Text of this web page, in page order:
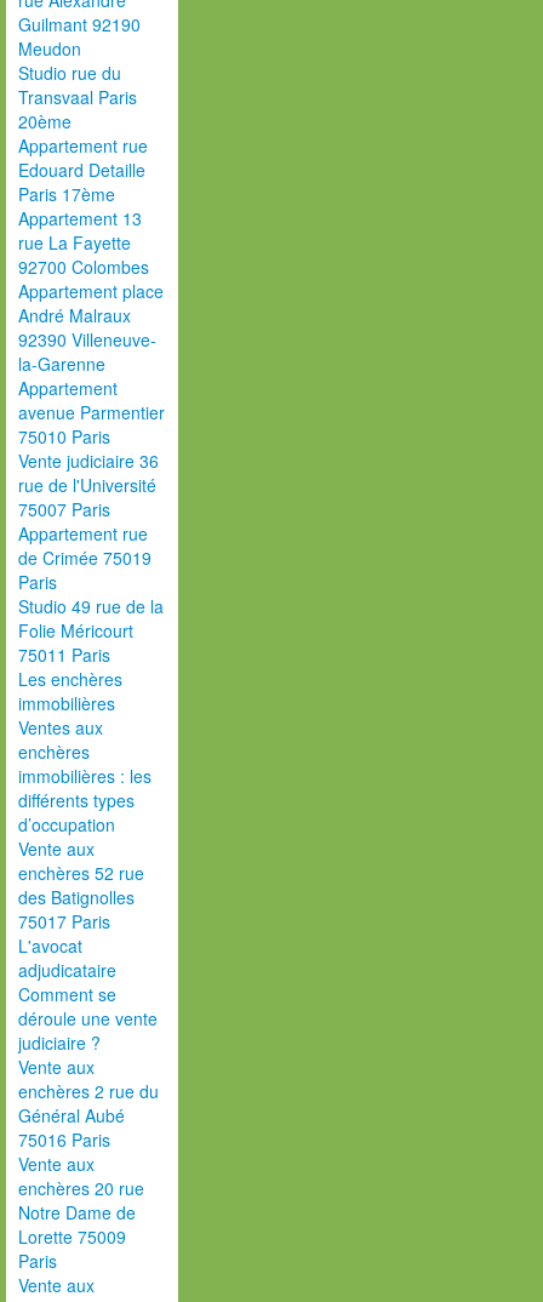
Guilmant 92190
Meudon
Studio rue du
Transvaal Paris
20ème
Appartement rue
Edouard Detaille
Paris 17ème
Appartement 13
rue La Fayette
92700 Colombes
Appartement place
André Malraux
92390 Villeneuve-
la-Garenne
Appartement
avenue Parmentier
75010 Paris
Vente judiciaire 36
rue de l'Université
75007 Paris
Appartement rue
de Crimée 75019
Paris
Studio 49 rue de la
Folie Méricourt
75011 Paris
Les enchères
immobilières
Ventes aux
enchères
immobilières : les
différents types
d’occupation
Vente aux
enchères 52 rue
des Batignolles
75017 Paris
L'avocat
adjudicataire
Comment se
déroule une vente
judiciaire ?
Vente aux
enchères 2 rue du
Général Aubé
75016 Paris
Vente aux
enchères 20 rue
Notre Dame de
Lorette 75009
Paris
Vente aux